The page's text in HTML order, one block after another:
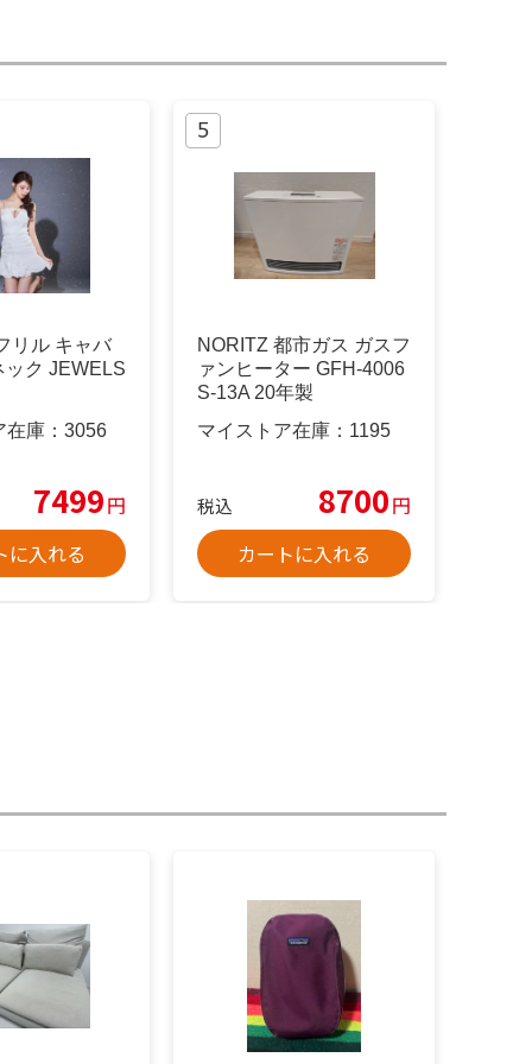
リル キャバ
ック JEWELS
庫： 3056
7499円
に入れる
NORITZ 都市ガス ガスフ
ァンヒーター GFH-4006
S-13A 20年製
マイストア在庫： 1195
税込 8700円
カートに入れる